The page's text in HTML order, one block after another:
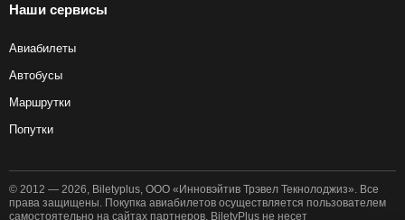
Наши сервисы
Авиабилеты
Автобусы
Маршрутки
Попутки
© 2012 — 2026, Biletyplus, ООО «Инновэйтив Трэвел Текнолоджиз». Все
права защищены. Покупка авиабилетов осуществляется пользователем
самостоятельно на сайтах партнеров, BiletyPlus не несет